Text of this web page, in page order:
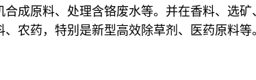
成原料、处理含铬废水等。并在香料、选
农药，特别是新型高效除草剂、医药原料等